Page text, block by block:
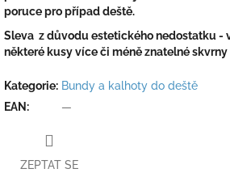
poruce pro případ deště.
Sleva z důvodu estetického nedostatku -
některé kusy více či méně znatelné
Kategorie: Bundy a kalhoty do deště
EAN : —
ZEPTAT SE